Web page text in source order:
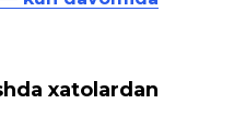
xatolardan